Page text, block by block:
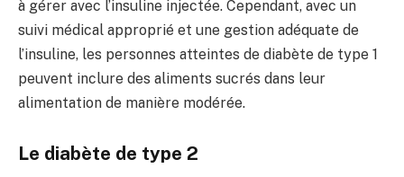
à gérer avec l’insuline injectée. Cependant, avec un
suivi médical approprié et une gestion adéquate de
l’insuline, les personnes atteintes de diabète de type 1
peuvent inclure des aliments sucrés dans leur
alimentation de manière modérée.
Le diabète de type 2